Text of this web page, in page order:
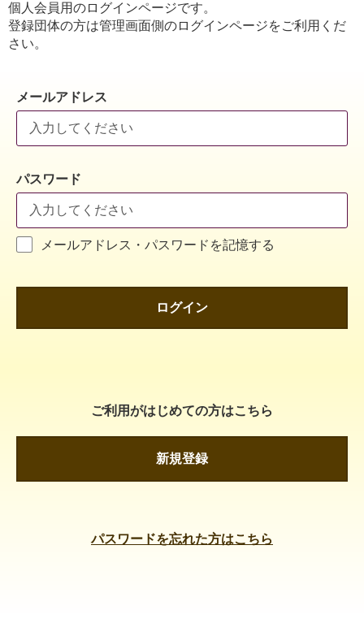
個人会員用のログインページです。
登録団体の方は管理画面側のログインページをご利用くだ
さい。
メールアドレス
パスワード
メールアドレス・パスワードを記憶する
ログイン
ご利用がはじめての方はこちら
新規登録
パスワードを忘れた方はこちら